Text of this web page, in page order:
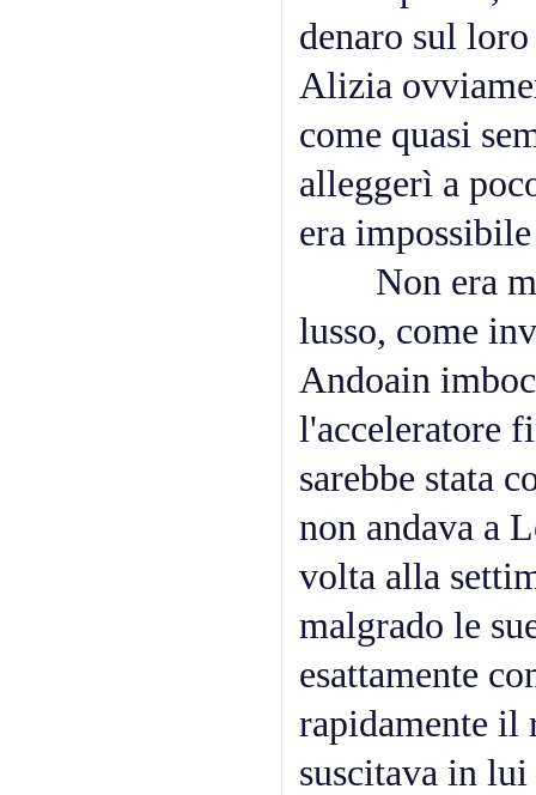
denaro sul
Alizia
come quasi
alleggerì a
era
Non era mai
lusso, come
Andoain
l'acceleratore
sarebbe stata
non andava a
volta alla
malgrado le
esattamente
rapidamente il
suscitava in